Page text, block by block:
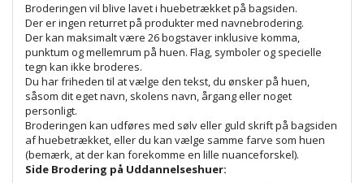
Broderingen vil blive lavet i huebetrækket på bagsiden.
Der er ingen returret på produkter med navnebrodering.
Der kan maksimalt være 26 bogstaver inklusive komma,
punktum og mellemrum på huen. Flag, symboler og specielle
tegn kan ikke broderes.
Du har friheden til at vælge den tekst, du ønsker på huen,
såsom dit eget navn, skolens navn, årgang eller noget
personligt.
Broderingen kan udføres med sølv eller guld skrift på bagsiden
af huebetrækket, eller du kan vælge samme farve som huen
(bemærk, at der kan forekomme en lille nuanceforskel).
Side Brodering på Uddannelseshuer: